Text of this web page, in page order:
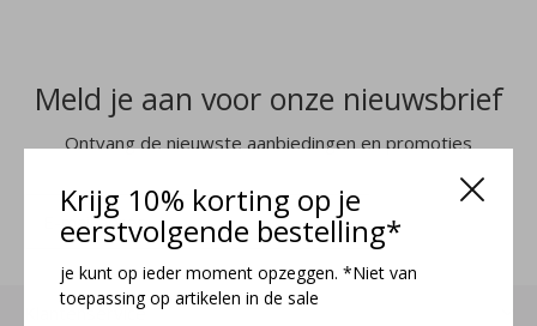
Krijg 10% korting op je
eerstvolgende bestelling*
je kunt op ieder moment opzeggen. *Niet van
toepassing op artikelen in de sale
Meld je aan voor onze nieuwsbrief
Ontvang de nieuwste aanbiedingen en promoties
MELD JE AAN
Klantenservice